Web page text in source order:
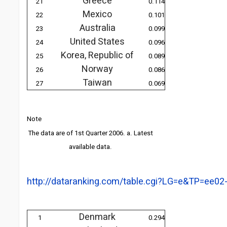
22
Mexico
0.101
23
Australia
0.099
24
United States
0.096
25
Korea, Republic of
0.089
26
Norway
0.086
27
Taiwan 0.069
Note
The data are of 1st Quarter 2006. a. Latest
available data.
http://dataranking.com/
1 Denmark
0.294